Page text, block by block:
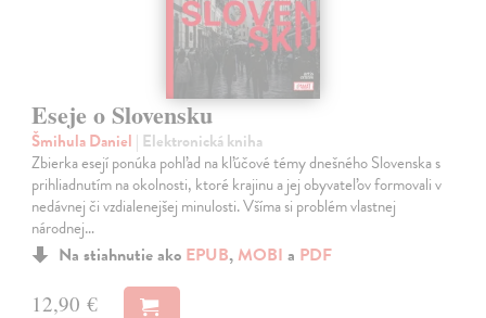
Eseje o Slovensku
Šmihula Daniel | Elektronická kniha
Zbierka esejí ponúka pohľad na kľúčové témy dnešného Slovenska s
prihliadnutím na okolnosti, ktoré krajinu a jej obyvateľov formovali v
nedávnej či vzdialenejšej minulosti. Všíma si problém vlastnej
národnej…
Na stiahnutie ako EPUB, MOBI a PDF
12,90 €